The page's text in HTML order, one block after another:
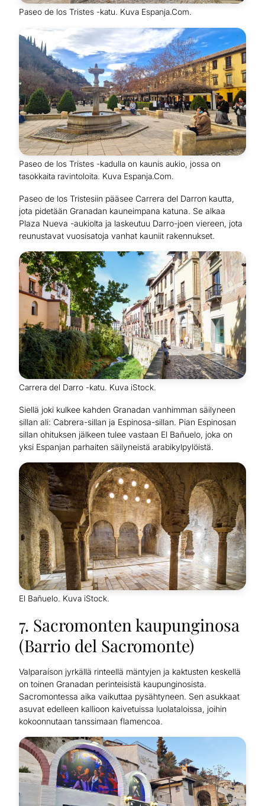
Paseo de los Tristes -katu. Kuva Espanja.Com.
Paseo de los Tristes -kadulla on kaunis aukio, jossa on
tasokkaita ravintoloita. Kuva Espanja.Com.
Paseo de los Tristesiin pääsee Carrera del Darron kautta,
jota pidetään Granadan kauneimpana katuna. Se alkaa
Plaza Nueva -aukiolta ja laskeutuu Darro-joen viereen, jota
reunustavat vuosisatoja vanhat kauniit rakennukset.
Carrera del Darro -katu. Kuva iStock.
Siellä joki kulkee kahden Granadan vanhimman säilyneen
sillan ali: Cabrera-sillan ja Espinosa-sillan. Pian Espinosan
sillan ohituksen jälkeen tulee vastaan El Bañuelo, joka on
yksi Espanjan parhaiten säilyneistä arabikylpylöistä.
El Bañuelo. Kuva iStock.
7. Sacromonten kaupunginosa
(Barrio del Sacromonte)
Valparaíson jyrkällä rinteellä mäntyjen ja kaktusten keskellä
on toinen Granadan perinteisistä kaupunginosista.
Sacromontessa aika vaikuttaa pysähtyneen. Sen asukkaat
asuvat edelleen kallioon kaivetuissa luolataloissa, joihin
kokoonnutaan tanssimaan flamencoa.